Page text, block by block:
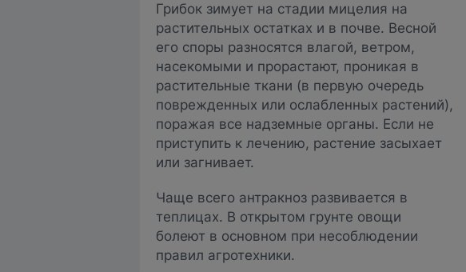
Грибок зимует на стадии мицелия на
растительных остатках и в почве. Весной
его споры разносятся влагой, ветром,
насекомыми и прорастают, проникая в
растительные ткани (в первую очередь
поврежденных или ослабленных растений),
поражая все надземные органы. Если не
приступить к лечению, растение засыхает
или загнивает.
Чаще всего антракноз развивается в
теплицах. В открытом грунте овощи
болеют в основном при несоблюдении
правил агротехники.